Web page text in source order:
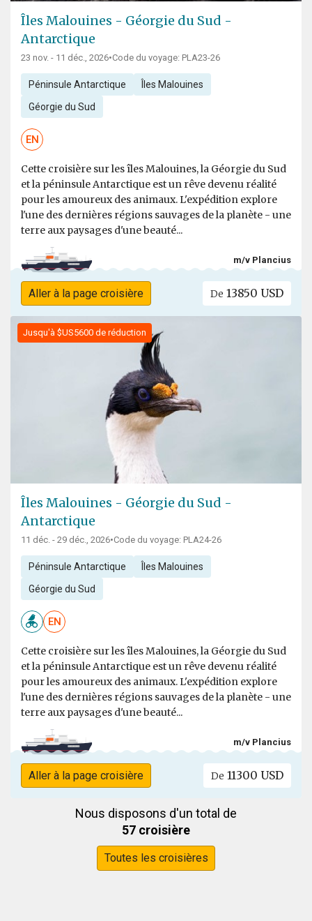
Îles Malouines - Géorgie du Sud -
Antarctique
23 nov. - 11 déc., 2026•Code du voyage: PLA23-26
Péninsule Antarctique Îles Malouines
Géorgie du Sud
EN
Cette croisière sur les îles Malouines, la Géorgie du Sud
et la péninsule Antarctique est un rêve devenu réalité
pour les amoureux des animaux. L'expédition explore
l'une des dernières régions sauvages de la planète - une
terre aux paysages d'une beauté...
m/v Plancius
Aller à la page croisière De 13850 USD
Jusqu'à $US5600 de réduction
Îles Malouines - Géorgie du Sud -
Antarctique
11 déc. - 29 déc., 2026•Code du voyage: PLA24-26
Péninsule Antarctique Îles Malouines
Géorgie du Sud
EN
Cette croisière sur les îles Malouines, la Géorgie du Sud
et la péninsule Antarctique est un rêve devenu réalité
pour les amoureux des animaux. L'expédition explore
l'une des dernières régions sauvages de la planète - une
terre aux paysages d'une beauté...
m/v Plancius
Aller à la page croisière De 11300 USD
Nous disposons d'un total de
57 croisière
Toutes les croisières